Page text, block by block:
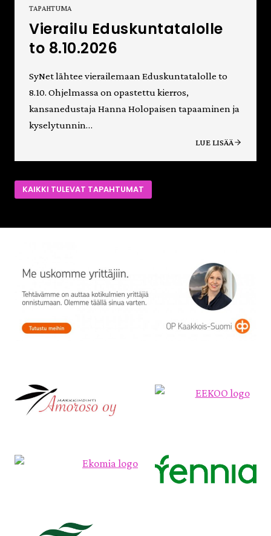
TAPAHTUMA
Vierailu Eduskuntatalolle
to 8.10.2026
SyNet lähtee vierailemaan Eduskuntatalolle to
8.10. Ohjelmassa on opastettu kierros,
kansanedustaja Hanna Holopaisen tapaaminen ja
kyselytunnin…
LUE LISÄÄ
KAIKKI TULEVAT TAPAHTUMAT